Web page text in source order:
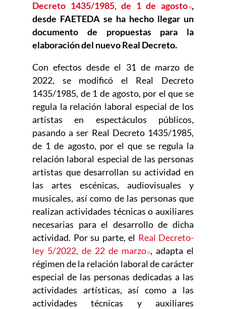
Decreto 1435/1985, de 1 de agosto Abre en
,
desde FAETEDA se ha hecho llegar un
documento de propuestas para la
elaboración del nuevo Real Decreto.
Con efectos desde el 31 de marzo de
2022, se modificó el Real Decreto
1435/1985, de 1 de agosto, por el que se
regula la relación laboral especial de los
artistas en espectáculos públicos,
pasando a ser Real Decreto 1435/1985,
de 1 de agosto, por el que se regula la
relación laboral especial de las personas
artistas que desarrollan su actividad en
las artes escénicas, audiovisuales y
musicales, así como de las personas que
realizan actividades técnicas o auxiliares
necesarias para el desarrollo de dicha
actividad. Por su parte, el Real Decreto-
ley 5/2022, de 22 de marzo Abre en nueva
, adapta el
régimen de la relación laboral de carácter
especial de las personas dedicadas a las
actividades artísticas, así como a las
actividades técnicas y auxiliares